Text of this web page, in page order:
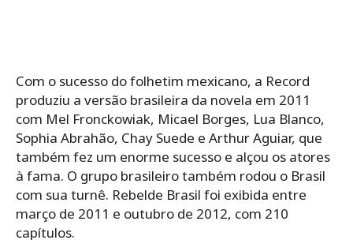
Com o sucesso do folhetim mexicano, a Record
produziu a versão brasileira da novela em 2011
com Mel Fronckowiak, Micael Borges, Lua Blanco,
Sophia Abrahão, Chay Suede e Arthur Aguiar, que
também fez um enorme sucesso e alçou os atores
à fama. O grupo brasileiro também rodou o Brasil
com sua turnê. Rebelde Brasil foi exibida entre
março de 2011 e outubro de 2012, com 210
capítulos.